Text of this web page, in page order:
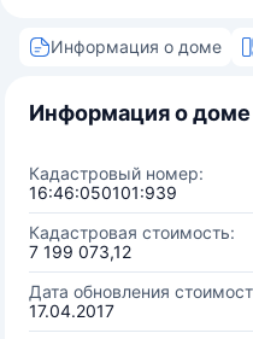
Информация о доме
Информация о доме
Кадастровый номер:
16:46:050101:939
Кадастровая стоимость:
7 199 073,12
Дата обновления
17.04.2017